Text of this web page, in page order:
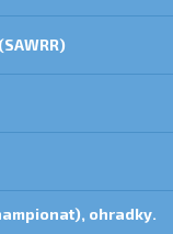
ohradky.